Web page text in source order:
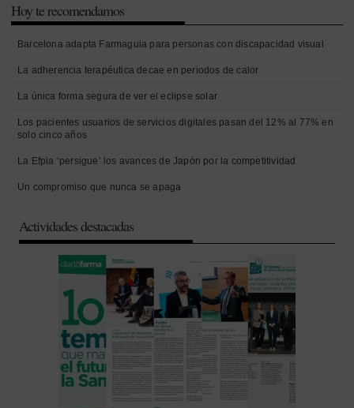
Hoy te recomendamos
Barcelona adapta Farmaguia para personas con discapacidad visual
La adherencia terapéutica decae en periodos de calor
La única forma segura de ver el eclipse solar
Los pacientes usuarios de servicios digitales pasan del 12% al 77% en
solo cinco años
La Efpia ‘persigue’ los avances de Japón por la competitividad
Un compromiso que nunca se apaga
Actividades destacadas